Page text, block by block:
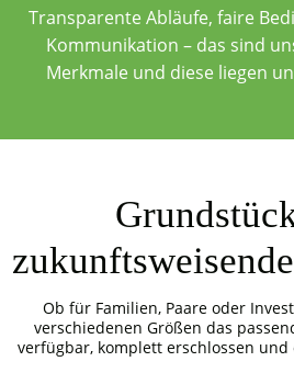
Transparente Abläufe, faire
Kommunikation – das sind
Merkmale und diese liegen
Ob für Familien, Paare oder
verschiedenen Größen das
verfügbar, komplett erschlossen